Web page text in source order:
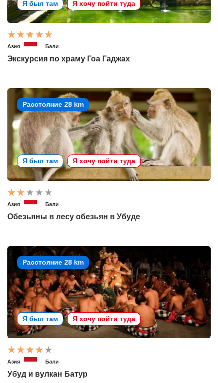
Я был там Я хочу пойти туда
Азия Бали
Экскурсия по храму Гоа Гаджах
Расстояние 28 km
Я был там Я хочу пойти туда
Азия Бали
Обезьяны в лесу обезьян в Убуде
Расстояние 28 km
Я был там Я хочу пойти туда
Азия Бали
Убуд и вулкан Батур